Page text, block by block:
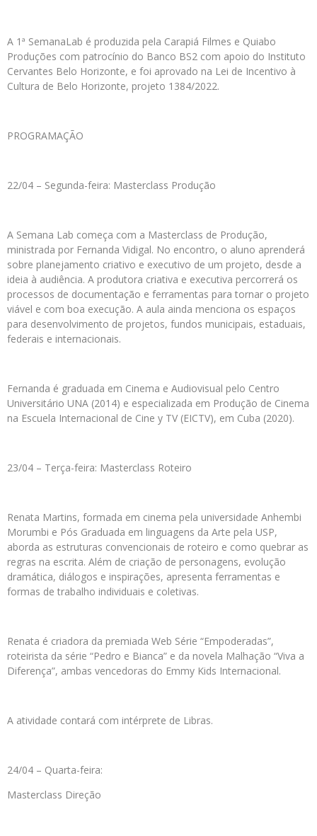
A 1ª SemanaLab é produzida pela Carapiá Filmes e Quiabo
Produções com patrocínio do Banco BS2 com apoio do Instituto
Cervantes Belo Horizonte, e foi aprovado na Lei de Incentivo à
Cultura de Belo Horizonte, projeto 1384/2022.
PROGRAMAÇÃO
22/04 – Segunda-feira: Masterclass Produção
A Semana Lab começa com a Masterclass de Produção,
ministrada por Fernanda Vidigal. No encontro, o aluno aprenderá
sobre planejamento criativo e executivo de um projeto, desde a
ideia à audiência. A produtora criativa e executiva percorrerá os
processos de documentação e ferramentas para tornar o projeto
viável e com boa execução. A aula ainda menciona os espaços
para desenvolvimento de projetos, fundos municipais, estaduais,
federais e internacionais.
Fernanda é graduada em Cinema e Audiovisual pelo Centro
Universitário UNA (2014) e especializada em Produção de Cinema
na Escuela Internacional de Cine y TV (EICTV), em Cuba (2020).
23/04 – Terça-feira: Masterclass Roteiro
Renata Martins, formada em cinema pela universidade Anhembi
Morumbi e Pós Graduada em linguagens da Arte pela USP,
aborda as estruturas convencionais de roteiro e como quebrar as
regras na escrita. Além de criação de personagens, evolução
dramática, diálogos e inspirações, apresenta ferramentas e
formas de trabalho individuais e coletivas.
Renata é criadora da premiada Web Série “Empoderadas”,
roteirista da série “Pedro e Bianca” e da novela Malhação “Viva a
Diferença”, ambas vencedoras do Emmy Kids Internacional.
A atividade contará com intérprete de Libras.
24/04 – Quarta-feira:
Masterclass Direção